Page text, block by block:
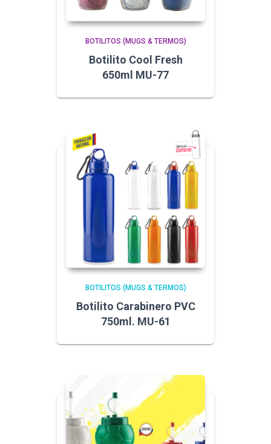
BOTILITOS (MUGS & TERMOS)
Botilito Cool Fresh
650ml MU-77
BOTILITOS (MUGS & TERMOS)
Botilito Carabinero PVC
750ml. MU-61